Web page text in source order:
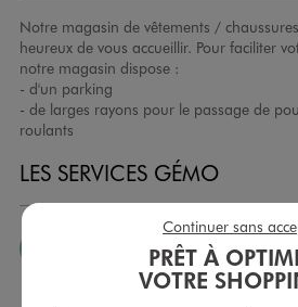
Notre magasin de vêtements /
heureux de vous accueillir. Pour faciliter
notre magasin dispose :
- d'un parking
- de larges rayons pour le passage de
roulants
LES SERVICES GÉMO
JE PEUX CHANGER D’AVIS
Nous échangeons et vous
PRÊT À
VOTRE
Continuer sans